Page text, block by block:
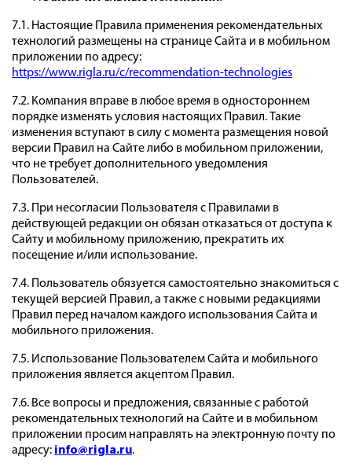
7.1. Настоящие Правила применения рекомендательных
технологий размещены на странице Сайта и в мобильном
приложении по адресу:
https://www.rigla.ru/c/recommendation-technologies
7.2. Компания вправе в любое время в одностороннем
порядке изменять условия настоящих Правил. Такие
изменения вступают в силу с момента размещения новой
версии Правил на Сайте либо в мобильном приложении,
что не требует дополнительного уведомления
Пользователей.
7.3. При несогласии Пользователя с Правилами в
действующей редакции он обязан отказаться от доступа к
Сайту и мобильному приложению, прекратить их
посещение и/или использование.
7.4. Пользователь обязуется самостоятельно знакомиться с
текущей версией Правил, а также с новыми редакциями
Правил перед началом каждого использования Сайта и
мобильного приложения.
7.5. Использование Пользователем Сайта и мобильного
приложения является акцептом Правил.
7.6. Все вопросы и предложения, связанные с работой
рекомендательных технологий на Сайте и в мобильном
приложении просим направлять на электронную почту по
адресу: info@rigla.ru.